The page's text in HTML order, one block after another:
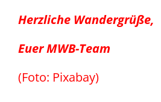
Herzliche Wandergrüße,
Euer MWB-Team
(Foto: Pixabay)